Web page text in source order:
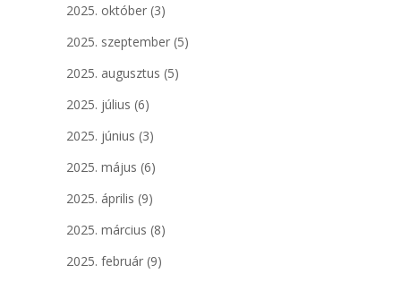
2025. október (3)
2025. szeptember (5)
2025. augusztus (5)
2025. július (6)
2025. június (3)
2025. május (6)
2025. április (9)
2025. március (8)
2025. február (9)